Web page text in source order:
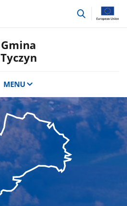
przejdź
Gmina
Tyczyn
MENU